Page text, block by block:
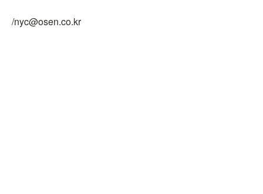
/nyc@osen.co.kr